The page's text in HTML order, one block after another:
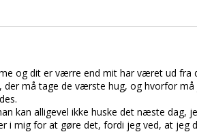
og dit er værre end mit har været ud
der må tage de værste hug, og hvorfor
kan alligevel ikke huske det næste dag,
i mig for at gøre det, fordi jeg ved, at